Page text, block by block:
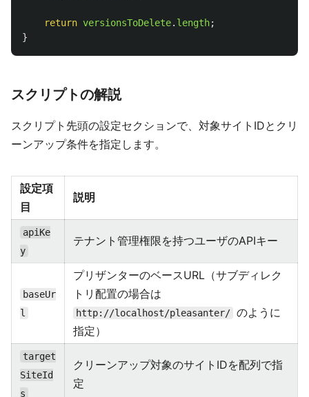
return versionsToDelete. length;
}
スクリプトの解説
スクリプト先頭の設定セクションで、対象サイトIDとクリ
ーンアップ条件を指定します。
設定項
目
説明
apiKe
y
テナント管理権限を持つユーザのAPIキー
baseUr
l
プリザンターのベースURL（サブディレク
トリ配置の場合は
http://localhost/pleasanter/ のように
指定）
target
SiteId
s
クリーンアップ対象のサイトIDを配列で指
定